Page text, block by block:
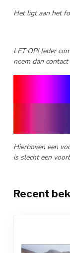
Het ligt aan het
LET OP! Ieder
neem dan
Hierboven een
is slecht een
Recent